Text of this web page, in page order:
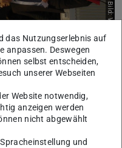
Bild: WiBiNET e.V.
das Nutzungserlebnis auf
anpassen. Deswegen
selbst entscheiden,
unserer Webseiten
Website notwendig,
anzeigen werden
nicht abgewählt
und